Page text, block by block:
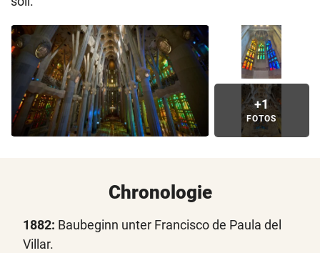
+1
FOTOS
Chronologie
1882: Baubeginn unter Francisco de Paula del
Villar.